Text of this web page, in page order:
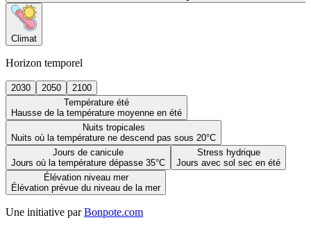
Climat
Horizon temporel
2030 2050
2100
Température été
Hausse de la température moyenne en été
Nuits tropicales
Nuits où la température ne descend pas sous 20°C
Jours de canicule
Jours où la température dépasse 35°C
Stress hydrique
Jours avec sol sec en été
Élévation niveau mer
Élévation prévue du niveau de la mer
Une initiative par Bonpote.com